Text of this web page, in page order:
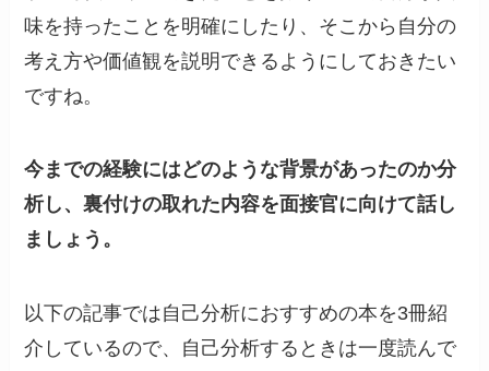
味を持ったことを明確にしたり、そこから自分の
考え方や価値観を説明できるようにしておきたい
ですね。
今までの経験にはどのような背景があったのか分
析し、裏付けの取れた内容を面接官に向けて話し
ましょう。
以下の記事では自己分析におすすめの本を3冊紹
介しているので、自己分析するときは一度読んで